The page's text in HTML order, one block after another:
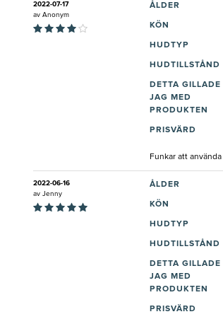
2022-07-17
av Anonym
ÅLDER
KÖN
HUDTYP
HUDTILLSTÅND
DETTA GILLADE
JAG MED
PRODUKTEN
PRISVÄRD
Funkar att
2022-06-16
av Jenny
ÅLDER
KÖN
HUDTYP
HUDTILLSTÅND
DETTA GILLADE
JAG MED
PRODUKTEN
PRISVÄRD